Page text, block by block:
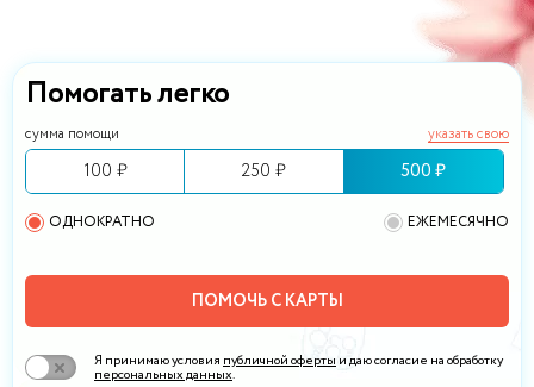
Помогать легко
сумма помощи указать свою
100 ₽ 250 ₽ 500 ₽
ОДНОКРАТНО ЕЖЕМЕСЯЧНО
ПОМОЧЬ С КАРТЫ
Я принимаю условия публичной оферты и даю согласие на обработку
персональных данных.